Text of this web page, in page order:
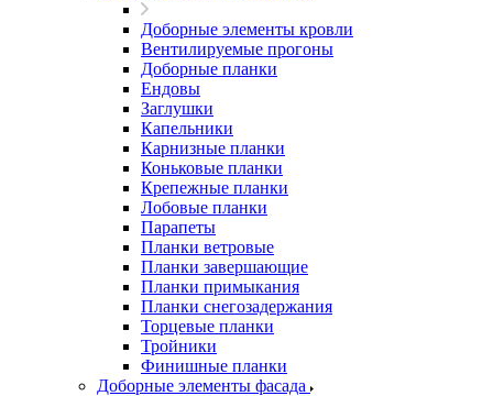
Доборные элементы кровли
Вентилируемые прогоны
Доборные планки
Ендовы
Заглушки
Капельники
Карнизные планки
Коньковые планки
Крепежные планки
Лобовые планки
Парапеты
Планки ветровые
Планки завершающие
Планки примыкания
Планки снегозадержания
Торцевые планки
Тройники
Финишные планки
Доборные элементы фасада